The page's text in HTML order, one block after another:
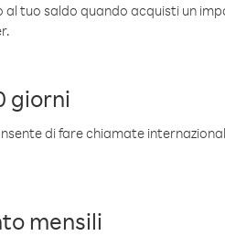
al tuo saldo quando acquisti un
giorni
di fare chiamate
mensili